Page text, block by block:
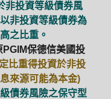
非投資等級債券風
非投資等級債券為
之比重。
保德信美國投
比重得投資於非投
來源可能為本金)
債券風險之保守型